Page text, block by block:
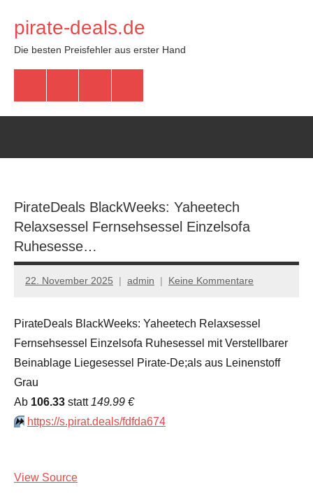
Inhalt
springen
pirate-deals.de
Die besten Preisfehler aus erster Hand
PirateDeals BlackWeeks: Yaheetech
Relaxsessel Fernsehsessel Einzelsofa
Ruhesesse…
22. November 2025 admin Keine Kommentare
PirateDeals BlackWeeks: Yaheetech Relaxsessel
Fernsehsessel Einzelsofa Ruhesessel mit Verstellbarer
Beinablage Liegesessel Pirate-De;als aus Leinenstoff
Grau
Аb 106.33 statt 149.99 €
⏩️ https://s.pirat.deals/fdfda674
View Source